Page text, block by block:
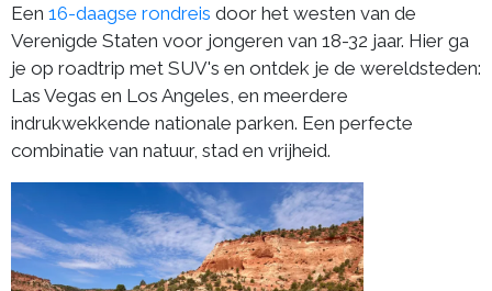
Een 16-daagse rondreis door het westen van de
Verenigde Staten voor jongeren van 18-32 jaar. Hier ga
je op roadtrip met SUV's en ontdek je de wereldsteden:
Las Vegas en Los Angeles, en meerdere
indrukwekkende nationale parken. Een perfecte
combinatie van natuur, stad en vrijheid.